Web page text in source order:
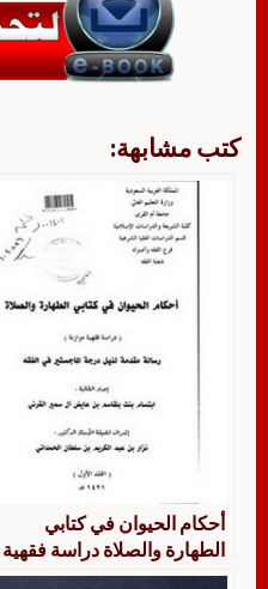
كتب مشابهة:
أحكام الحيوان في كتابي
الطهارة والصلاة دراسة فقهية
مقارنة